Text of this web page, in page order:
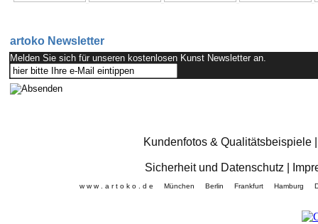
artoko Newsletter
Melden Sie sich für unseren kostenlosen Kunst Newsletter an.
Kundenfotos & Qualitätsbeispiele
Sicherheit und Datenschutz
w w w . a r t o k o . d e München Berlin Frankfurt